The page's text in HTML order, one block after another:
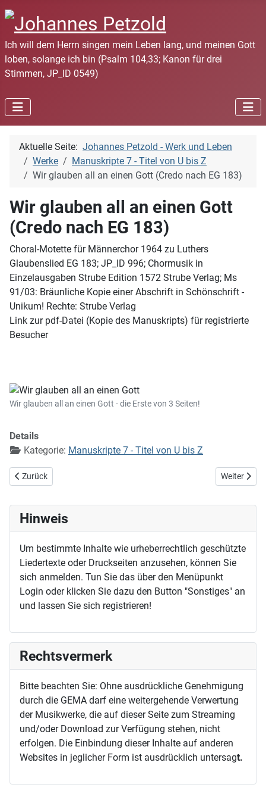
Ich will dem Herrn singen mein Leben lang, und meinen Gott
loben, solange ich bin (Psalm 104,33; Kanon für drei
Stimmen, JP_ID 0549)
Aktuelle Seite: Johannes Petzold - Werk und Leben
Werke
Manuskripte 7 - Titel von U bis Z
Wir glauben all an einen Gott (Credo nach EG 183)
Wir glauben all an einen Gott
(Credo nach EG 183)
Choral-Motette für Männerchor 1964 zu Luthers
Glaubenslied EG 183; JP_ID 996; Chormusik in
Einzelausgaben Strube Edition 1572 Strube Verlag; Ms
91/03: Bräunliche Kopie einer Abschrift in Schönschrift -
Unikum! Rechte: Strube Verlag
Link zur pdf-Datei (Kopie des Manuskripts) für registrierte
Besucher
Wir glauben all an einen Gott - die Erste von 3 Seiten!
Details
Kategorie: Manuskripte 7 - Titel von U bis Z
Vorheriger Beitrag: Wir gingen früh zum Grab hinaus (Osterlied)
Zurück Nächster
Weiter
Hinweis
Um bestimmte Inhalte wie urheberrechtlich geschützte
Liedertexte oder Druckseiten anzusehen, können Sie
sich anmelden. Tun Sie das über den Menüpunkt
Login oder klicken Sie dazu den Button "Sonstiges" an
und lassen Sie sich registrieren!
Rechtsvermerk
Bitte beachten Sie: Ohne ausdrückliche Genehmigung
durch die GEMA darf eine weitergehende Verwertung
der Musikwerke, die auf dieser Seite zum Streaming
und/oder Download zur Verfügung stehen, nicht
erfolgen. Die Einbindung dieser Inhalte auf anderen
Websites in jeglicher Form ist ausdrücklich untersagt.